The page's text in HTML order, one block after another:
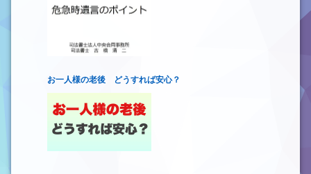
お一人様の老後 どうすれば安心？